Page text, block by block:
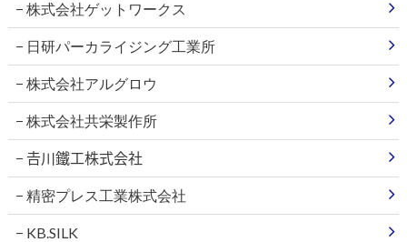
株式会社ゲットワークス
日研パーカライジング工業所
株式会社アルグロウ
株式会社共栄製作所
𠮷川鐵工株式会社
精密プレス工業株式会社
KB.SILK